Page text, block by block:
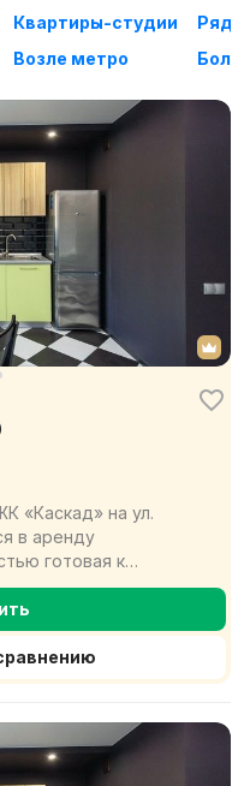
Квартиры-студии
Возле метро
«Каскад» на ул.
в аренду
готовая к